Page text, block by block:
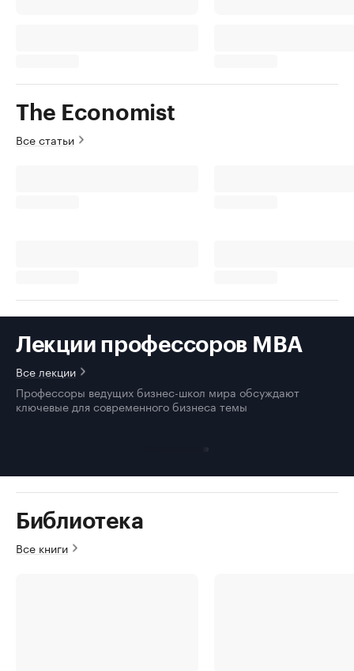
The Economist
Все статьи
Лекции профессоров MBA
Все лекции
Профессоры ведущих бизнес-школ мира обсуждают
ключевые для современного бизнеса темы
Библиотека
Все книги